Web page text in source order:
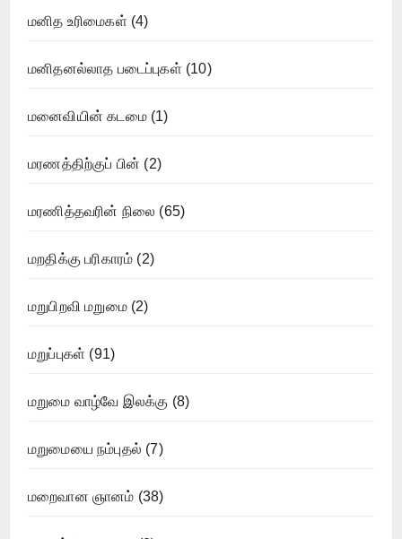
மனித உரிமைகள் (4)
மனிதனல்லாத படைப்புகள் (10)
மனைவியின் கடமை(1)
மரணத்திற்குப் பின் (2)
மரணித்தவரின் நிலை (65)
மறதிக்கு பரிகாரம் (2)
மறுபிறவி மறுமை(2)
மறுப்புகள் (91)
மறுமை வாழ்வே இலக்கு (8)
மறுமையை நம்புதல் (7)
மறைவான ஞானம் (38)